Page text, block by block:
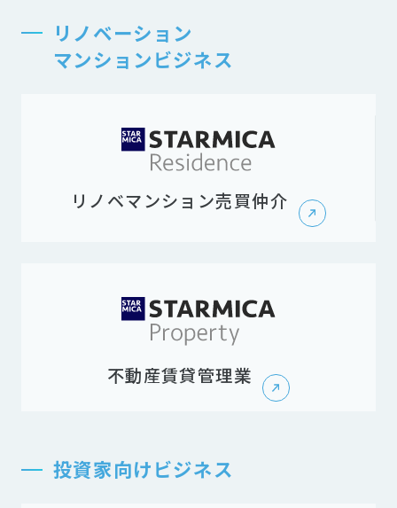
リノベーション
マンションビジネス
リノベマンション売買仲介
不動産賃貸管理業
投資家向けビジネス